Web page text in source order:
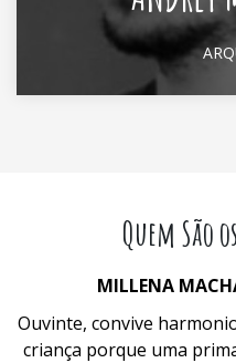
Quem São
MILLENA
Ouvinte, convive
criança porque uma